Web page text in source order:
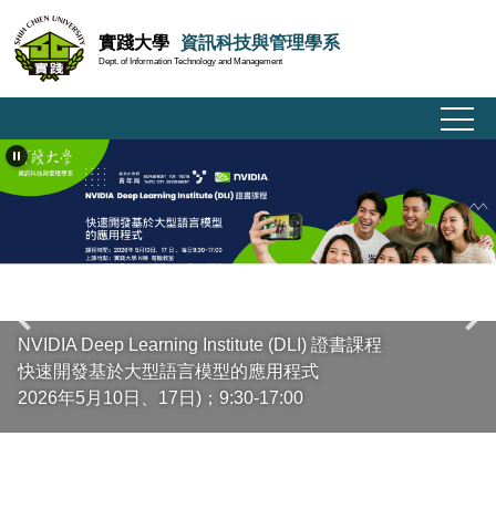
到
主
要
容
區
實踐大學 資訊科技與管理學系
Dept. of Information Technology and Management
NVIDIA Deep Learning Institute (DLI) 證書課程
快速開發基於大型語言模型的應用程式
2026年5月10日、17日)；9:30-17:00